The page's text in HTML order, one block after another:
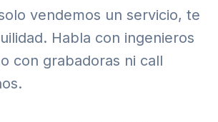
vendemos un servicio, te
Habla con ingenieros
con grabadoras ni call